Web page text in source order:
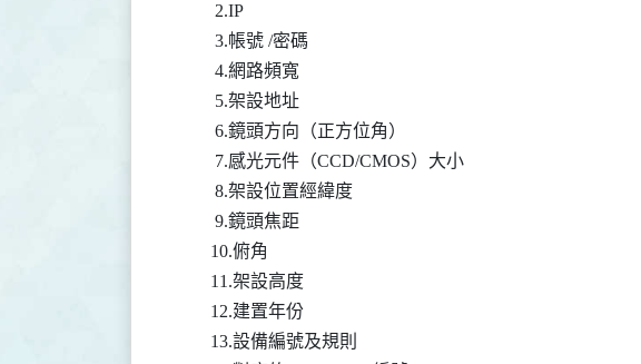
          2.IP
          3.帳號 /密碼
          4.網路頻寬
          5.架設地址
          6.鏡頭方向（正方位角）
          7.感光元件（CCD/CMOS）大小
          8.架設位置經緯度
          9.鏡頭焦距
         10.俯角
         11.架設高度
         12.建置年份
         13.設備編號及規則